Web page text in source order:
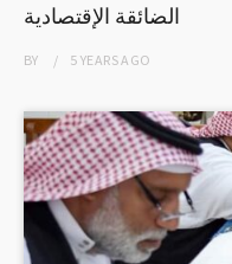
الضائقة الإقتصادية
BY 5 YEARSAGO